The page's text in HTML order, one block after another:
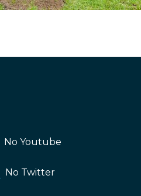
No Youtube
No Twitter